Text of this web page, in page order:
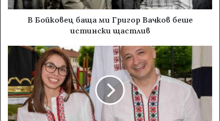
В Бойковец баща ми Григор Вачков беше
истински щастлив